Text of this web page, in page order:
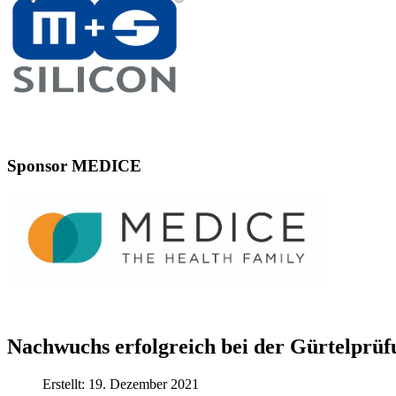
Sponsor MEDICE
Nachwuchs erfolgreich bei der
Erstellt: 19. Dezember 2021